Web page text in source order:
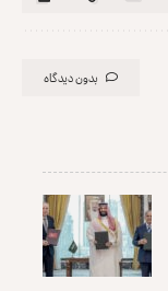
بدون دیدگاه